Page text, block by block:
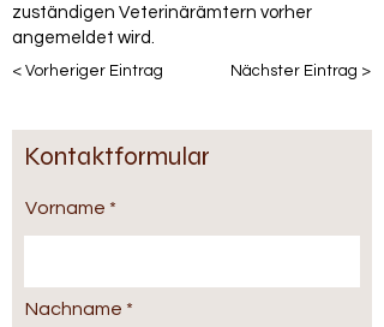
zuständigen Veterinärämtern vorher
angemeldet wird.
< Vorheriger Eintrag Nächster Eintrag >
Kontaktformular
Vorname
Nachname